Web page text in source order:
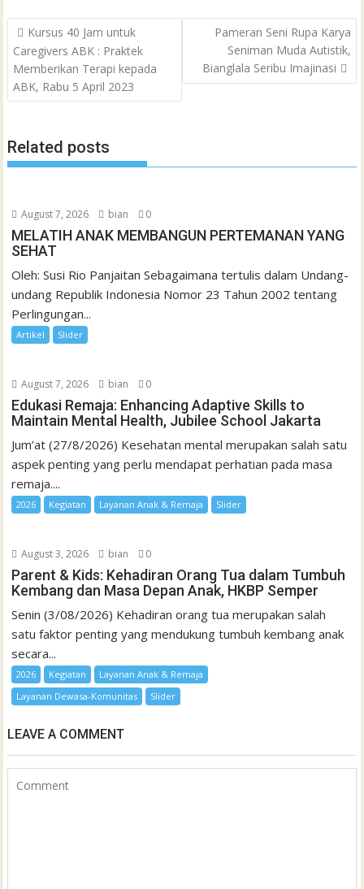
o
o
k
e
r
A
p
p
M
i
g
e
d
I
n
r
e
s
a
t
Post
navigation
Kursus 40 Jam untuk
Caregivers ABK : Praktek
Memberikan Terapi kepada
ABK, Rabu 5 April 2023
Pameran Seni Rupa Karya
Seniman Muda Autistik,
Bianglala Seribu Imajinasi
Related posts
August 7, 2026 bian 0
MELATIH ANAK MEMBANGUN PERTEMANAN YANG
SEHAT
Oleh: Susi Rio Panjaitan Sebagaimana tertulis dalam Undang-
undang Republik Indonesia Nomor 23 Tahun 2002 tentang
Perlingungan...
Artikel Slider
August 7, 2026 bian 0
Edukasi Remaja: Enhancing Adaptive Skills to
Maintain Mental Health, Jubilee School Jakarta
Jum’at (27/8/2026) Kesehatan mental merupakan salah satu
aspek penting yang perlu mendapat perhatian pada masa
remaja....
2026 Kegiatan Layanan Anak & Remaja Slider
August 3, 2026 bian 0
Parent & Kids: Kehadiran Orang Tua dalam Tumbuh
Kembang dan Masa Depan Anak, HKBP Semper
Senin (3/08/2026) Kehadiran orang tua merupakan salah
satu faktor penting yang mendukung tumbuh kembang anak
secara...
2026 Kegiatan
Layanan Anak & Remaja
Layanan Dewasa-Komunitas
Slider
LEAVE A COMMENT